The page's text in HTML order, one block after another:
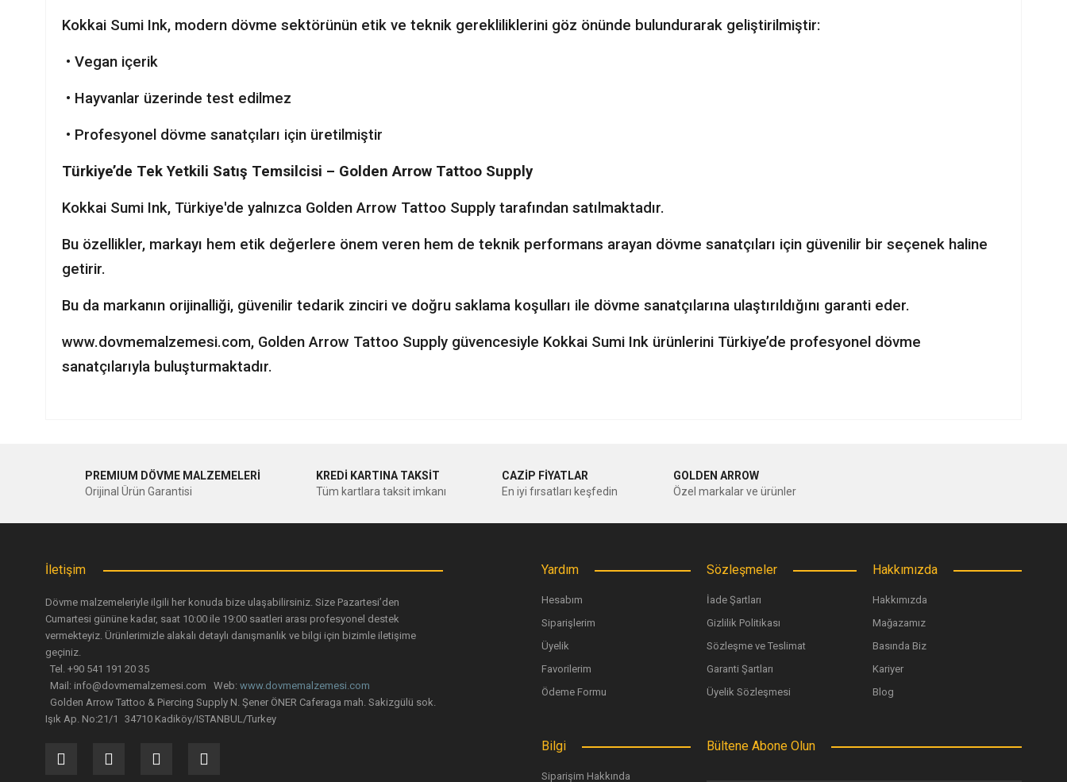
Kokkai Sumi Ink, modern dövme sektörünün etik ve teknik gerekliliklerini göz önünde bulundurarak geliştirilmiştir:
• Vegan içerik
• Hayvanlar üzerinde test edilmez
• Profesyonel dövme sanatçıları için üretilmiştir
Türkiye’de Tek Yetkili Satış Temsilcisi – Golden Arrow Tattoo Supply
Kokkai Sumi Ink, Türkiye'de yalnızca Golden Arrow Tattoo Supply tarafından satılmaktadır.
Bu özellikler, markayı hem etik değerlere önem veren hem de teknik performans arayan dövme sanatçıları için güvenilir bir seçenek haline
getirir.
Bu da markanın orijinalliği, güvenilir tedarik zinciri ve doğru saklama koşulları ile dövme sanatçılarına ulaştırıldığını garanti eder.
www.dovmemalzemesi.com, Golden Arrow Tattoo Supply güvencesiyle Kokkai Sumi Ink ürünlerini Türkiye’de profesyonel dövme
sanatçılarıyla buluşturmaktadır.
Yorum Yaz
Ürün resmi kalitesiz, bozuk veya görüntülenemiyor.
Gönder
PREMIUM DÖVME MALZEMELERİ
Orijinal Ürün Garantisi
KREDİ KARTINA TAKSİT
Tüm kartlara taksit imkanı
CAZİP FİYATLAR
En iyi fırsatları keşfedin
GOLDEN ARROW
Özel markalar ve ürünler
İletişim
Dövme malzemeleriyle ilgili her konuda bize ulaşabilirsiniz. Size Pazartesi’den
Cumartesi gününe kadar, saat 10:00 ile 19:00 saatleri arası profesyonel destek
vermekteyiz. Ürünlerimizle alakalı detaylı danışmanlık ve bilgi için bizimle iletişime
geçiniz.
Tel. +90 541 191 20 35
Mail: info@dovmemalzemesi.com Web: www.dovmemalzemesi.com
Golden Arrow Tattoo & Piercing Supply N. Şener ÖNER Caferaga mah. Sakizgülü sok.
Işık Ap. No:21/1 34710 Kadiköy/ISTANBUL/Turkey
Yardım
Hesabım
Siparişlerim
Üyelik
Favorilerim
Ödeme Formu
Sözleşmeler
İade Şartları
Gizlilik Politikası
Sözleşme ve Teslimat
Garanti Şartları
Üyelik Sözleşmesi
Hakkımızda
Hakkımızda
Mağazamız
Basında Biz
Kariyer
Blog
Bilgi
Siparişim Hakkında
Bültene Abone Olun